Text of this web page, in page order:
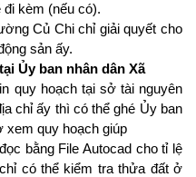
đi kèm (nếu có).
Củ Chi chỉ giải quyết cho
sản ấy.
Ủy ban nhân dân Xã
quy hoạch tại sở tài nguyên
chỉ ấy thì có thể ghé Ủy ban
xem quy hoạch giúp
bằng File Autocad cho tỉ lệ
có thể kiểm tra thửa đất ở